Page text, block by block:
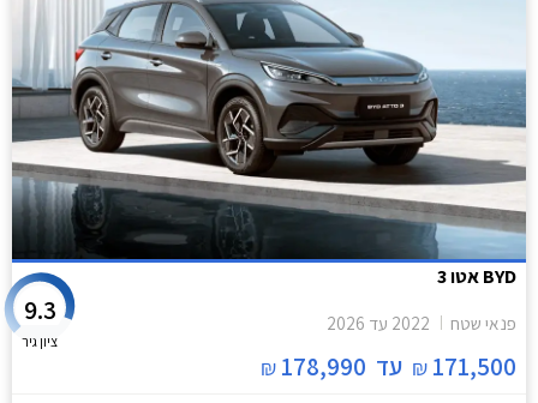
BYD אטו 3
פנאי שטח 2022 עד 2026
171,500
₪ עד 178,990
₪
9.3
ציון גיר